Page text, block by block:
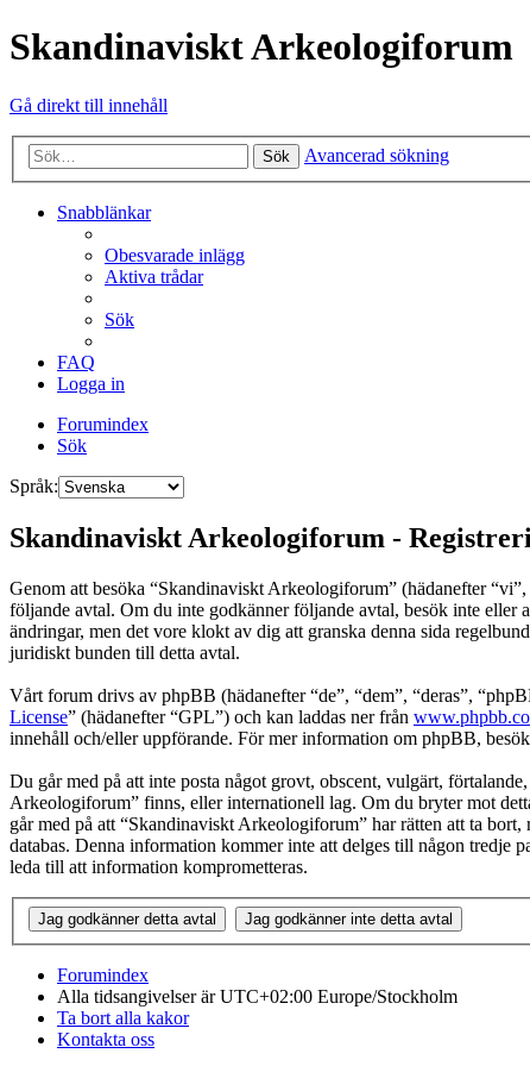
Skandinaviskt Arkeologiforum
Gå direkt till innehåll
Sök Avancerad sökning
Snabblänkar
Obesvarade inlägg
Aktiva trådar
Sök
FAQ
Logga in
Forumindex
Sök
Språk:
Skandinaviskt Arkeologiforum -
Genom att besöka “Skandinaviskt Arkeologiforum” (hädanefter
följande avtal. Om du inte godkänner följande avtal, besök inte
ändringar, men det vore klokt av dig att granska denna sida
juridiskt bunden till detta avtal.
Vårt forum drivs av phpBB (hädanefter “de”, “dem”, “deras”,
License” (hädanefter “GPL”) och kan laddas ner från
innehåll och/eller uppförande. För mer information om phpBB, besök
Du går med på att inte posta något grovt, obscent, vulgärt,
Arkeologiforum” finns, eller internationell lag. Om du bryter mot
går med på att “Skandinaviskt Arkeologiforum” har rätten att ta
databas. Denna information kommer inte att delges till någon tredje
leda till att information komprometteras.
Forumindex
Alla tidsangivelser är UTC+02:00 Europe/Stockholm
Ta bort alla kakor
Kontakta oss